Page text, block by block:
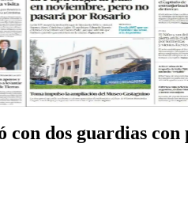
dos guardias con